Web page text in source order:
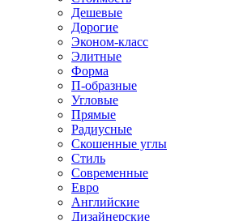
Дешевые
Дорогие
Эконом-класс
Элитные
Форма
П-образные
Угловые
Прямые
Радиусные
Скошенные углы
Стиль
Современные
Евро
Английские
Дизайнерские